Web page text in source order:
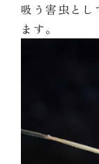
吸う害虫とし
ます。